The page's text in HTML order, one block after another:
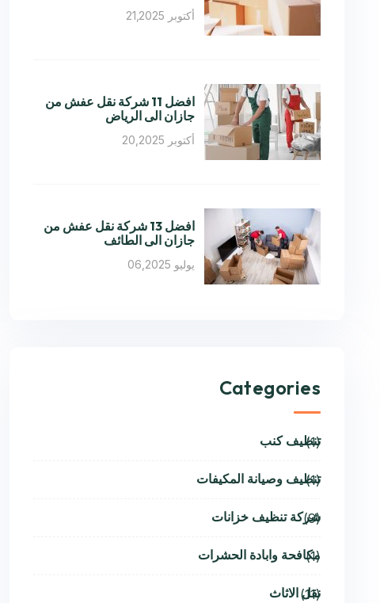
أكتوبر 21,2025
افضل 11 شركة نقل عفش من
جازان الى الرياض
أكتوبر 20,2025
افضل 13 شركة نقل عفش من
جازان الى الطائف
يوليو 06,2025
Categories
تنظيف كنب
(1)
تنظيف وصيانة المكيفات
(1)
شركة تنظيف خزانات
(9)
مكافحة وابادة الحشرات
(1)
نقل الاثاث
(11)